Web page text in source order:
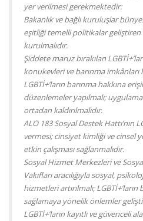
yer verilmesi gerekmektedir:
Bakanlık ve bağlı kuruluşlar
eşitliği temelli politikalar
kurulmalıdır.
Şiddete maruz bırakılan
konukevleri ve barınma
LGBTİ+’ların barınma hakkına
düzenlemeler yapılmalı;
ortadan kaldırılmalıdır.
ALO 183 Sosyal Destek Hattı’nın
vermesi; cinsiyet kimliği ve cinsel
etkin çalışması sağlanmalıdır.
Sosyal Hizmet Merkezleri ve
Vakıfları aracılığıyla sosyal,
hizmetleri artırılmalı;
sağlamaya yönelik önlemler
LGBTİ+’ların kayıtlı ve güvenceli